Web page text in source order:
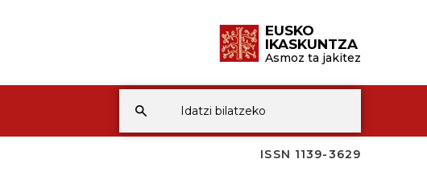
EUSKO
IKASKUNTZA
Asmoz ta jakitez
ISSN 1139-3629